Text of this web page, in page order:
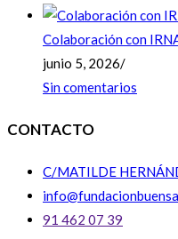
Colaboración con
junio 5, 2026/
Sin comentarios
CONTACTO
C/MATILDE
91 462 07 39